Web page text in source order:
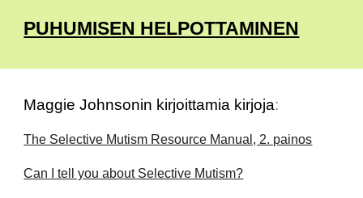
PUHUMISEN HELPOTTAMINEN
Maggie Johnsonin kirjoittamia kirjoja:
The Selective Mutism Resource Manual, 2. painos
Can I tell you about Selective Mutism?